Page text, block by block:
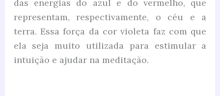
das energias do azul e do vermelho, que
representam, respectivamente, o céu e a
terra. Essa força da cor violeta faz com que
ela seja muito utilizada para estimular a
intuição e ajudar na meditação.